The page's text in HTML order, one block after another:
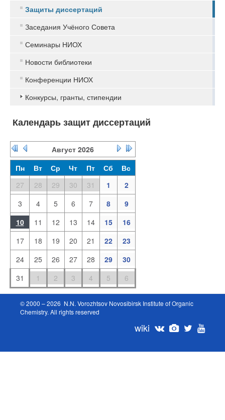
Защиты диссертаций
Заседания Учёного Совета
Семинары НИОХ
Новости библиотеки
Конференции НИОХ
Конкурсы, гранты, стипендии
Календарь защит диссертаций
Август 2026
Пн
Вт Ср Чт Пт Сб
Вс
27
28 29 30 31 1
2
3
4 5 6 7 8
9
10
11 12 13 14 15
16
17
18 19 20 21 22
23
24
25 26 27 28 29
30
31
1 2 3 4 5 6
© 2000 – 2026 N.N. Vorozhtsov Novosibirsk Institute of Organic
Chemistry. All rights reserved
wiki